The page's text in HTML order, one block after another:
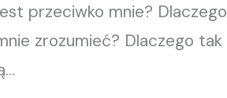
przeciwko mnie? Dlaczego
zrozumieć? Dlaczego tak